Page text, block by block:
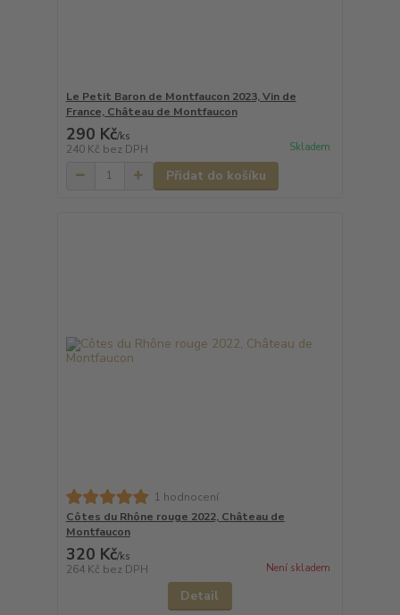
Le Petit Baron de Montfaucon 2023, Vin de
France, Château de Montfaucon
290 Kč/ks
240 Kč bez DPH Skladem
Přidat do košíku
1 hodnocení
Côtes du Rhône rouge 2022, Château de
Montfaucon
320 Kč/ks
264 Kč bez DPH Není skladem
Detail